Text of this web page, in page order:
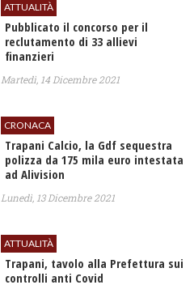
ATTUALITÀ
Pubblicato il concorso per il
reclutamento di 33 allievi
finanzieri
Martedì, 14 Dicembre 2021
CRONACA
Trapani Calcio, la Gdf sequestra
polizza da 175 mila euro intestata
ad Alivision
Lunedì, 13 Dicembre 2021
ATTUALITÀ
Trapani, tavolo alla Prefettura sui
controlli anti Covid